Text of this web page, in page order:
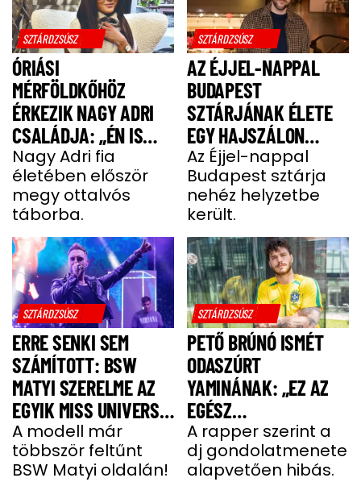
SZTÁRDZSÚSZ
ÓRIÁSI
MÉRFÖLDKŐHÖZ
ÉRKEZIK NAGY ADRI
CSALÁDJA: „ÉN IS
UGYANÚGY IZGULOK,
MINT Ő”
Nagy Adri fia
életében először
megy ottalvós
táborba.
SZTÁRDZSÚSZ
AZ ÉJJEL-NAPPAL
BUDAPEST
SZTÁRJÁNAK ÉLETE
EGY HAJSZÁLON
LÓGOTT – SÖTÉT
IDŐSZAKBÓL
MENEKÜLT MEG A
SZTÁRAPUKA
Az Éjjel-nappal
Budapest sztárja
nehéz helyzetbe
került.
SZTÁRDZSÚSZ
ERRE SENKI SEM
SZÁMÍTOTT: BSW
MATYI SZERELME AZ
EGYIK MISS UNIVERSE
HUNGARY VERSENYZŐ
A modell már
többször feltűnt
BSW Matyi oldalán!
SZTÁRDZSÚSZ
PETŐ BRÚNÓ ISMÉT
ODASZÚRT
YAMINÁNAK: „EZ AZ
EGÉSZ
GONDOLATMENET
ZSÁKUTCA”
A rapper szerint a
dj gondolatmenete
alapvetően hibás.